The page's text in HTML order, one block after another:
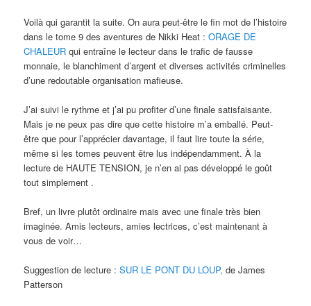
Voilà qui garantit la suite. On aura peut-être le fin mot de l’histoire
dans le tome 9 des aventures de Nikki Heat :ORAGE DE
CHALEUR qui entraîne le lecteur dans le trafic de fausse
monnaie, le blanchiment d’argent et diverses activités criminelles
d’une redoutable organisation mafieuse.
J’ai suivi le rythme et j’ai pu profiter d’une finale satisfaisante.
Mais je ne peux pas dire que cette histoire m’a emballé. Peut-
être que pour l’apprécier davantage, il faut lire toute la série,
même si les tomes peuvent être lus indépendamment. À la
lecture de HAUTE TENSION, je n’en ai pas développé le goût
tout simplement .
Bref, un livre plutôt ordinaire mais avec une finale très bien
imaginée. Amis lecteurs, amies lectrices, c’est maintenant à
vous de voir…
Suggestion de lecture :SUR LE PONT DU LOUP, de James
Patterson